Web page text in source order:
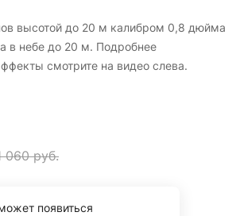
высотой до 20 м калибром 0,8 дюйма
в небе до 20 м. Подробнее
смотрите на видео слева.
060 руб.
появиться